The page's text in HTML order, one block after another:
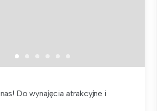
Do wynajęcia atrakcyjne i